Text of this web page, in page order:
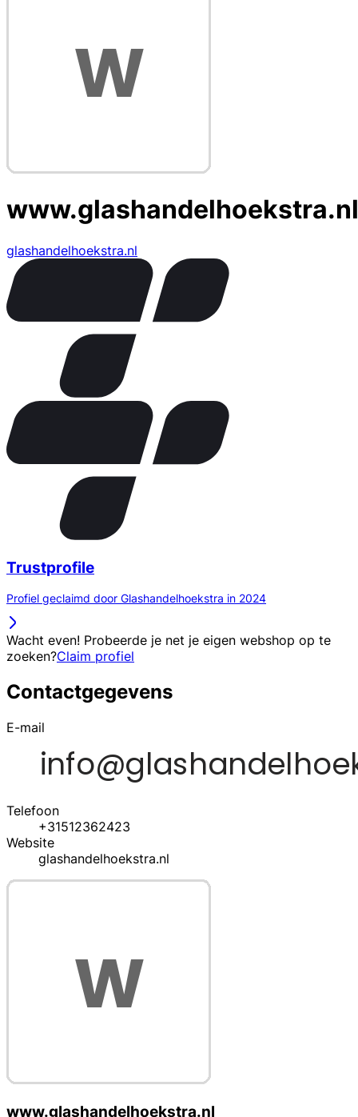
www.glashandelhoekstra.nl
glashandelhoekstra.nl
Trustprofile
Profiel geclaimd door Glashandelhoekstra in 2024
Wacht even! Probeerde je net je eigen webshop op te
zoeken?Claim profiel
Contactgegevens
E-mail
Telefoon
+31512362423
Website
glashandelhoekstra.nl
www.glashandelhoekstra.nl